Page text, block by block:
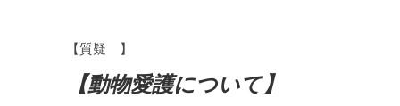
【質疑 】
【動物愛護について】